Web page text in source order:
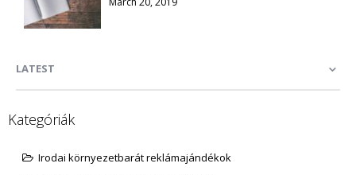
LATEST
Kategóriák
Irodai környezetbarát reklámajándékok